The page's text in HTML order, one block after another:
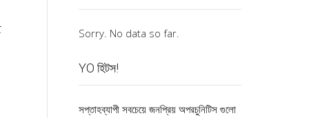
Sorry. No data so far.
YO হিটস!
সপ্তাহব্যাপী সবচেয়ে জনপ্রিয় অপরচুনিটিস গুলো